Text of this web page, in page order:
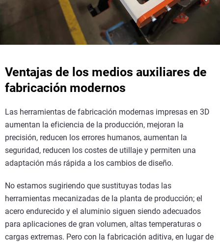
Ventajas de los medios auxiliares de
fabricación modernos
Las herramientas de fabricación modernas impresas en 3D
aumentan la eficiencia de la producción, mejoran la
precisión, reducen los errores humanos, aumentan la
seguridad, reducen los costes de utillaje y permiten una
adaptación más rápida a los cambios de diseño.
No estamos sugiriendo que sustituyas todas las
herramientas mecanizadas de la planta de producción; el
acero endurecido y el aluminio siguen siendo adecuados
para aplicaciones de gran volumen, altas temperaturas o
cargas extremas. Pero con la fabricación aditiva, en lugar de